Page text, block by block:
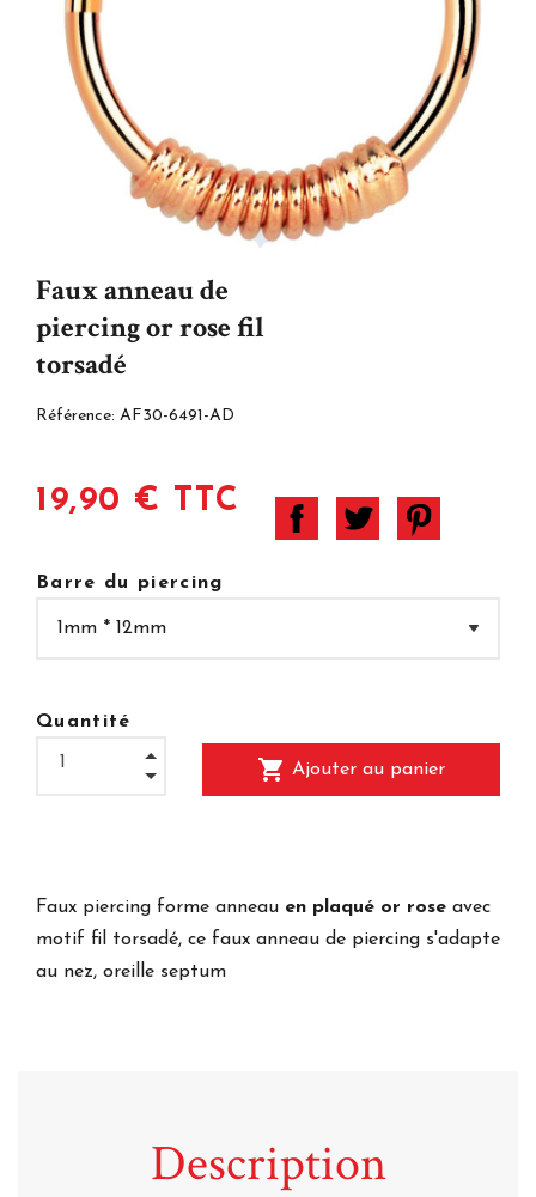
Faux anneau de
piercing or rose fil
torsadé
Référence: AF30-6491-AD
19,90 € TTC
Barre du piercing
Quantité
shopping_cart Ajouter au panier
Faux piercing forme anneau en plaqué or rose avec
motif fil torsadé, ce faux anneau de piercing s'adapte
au nez, oreille septum
Description